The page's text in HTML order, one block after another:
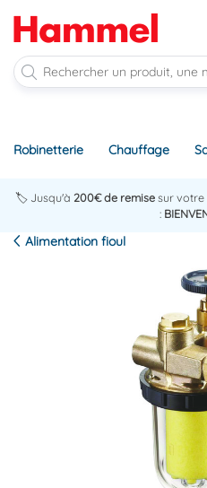
Robinetterie Chauffage
🏷️ Jusqu'à 200€ de remisesur votre
:
Alimentation fioul